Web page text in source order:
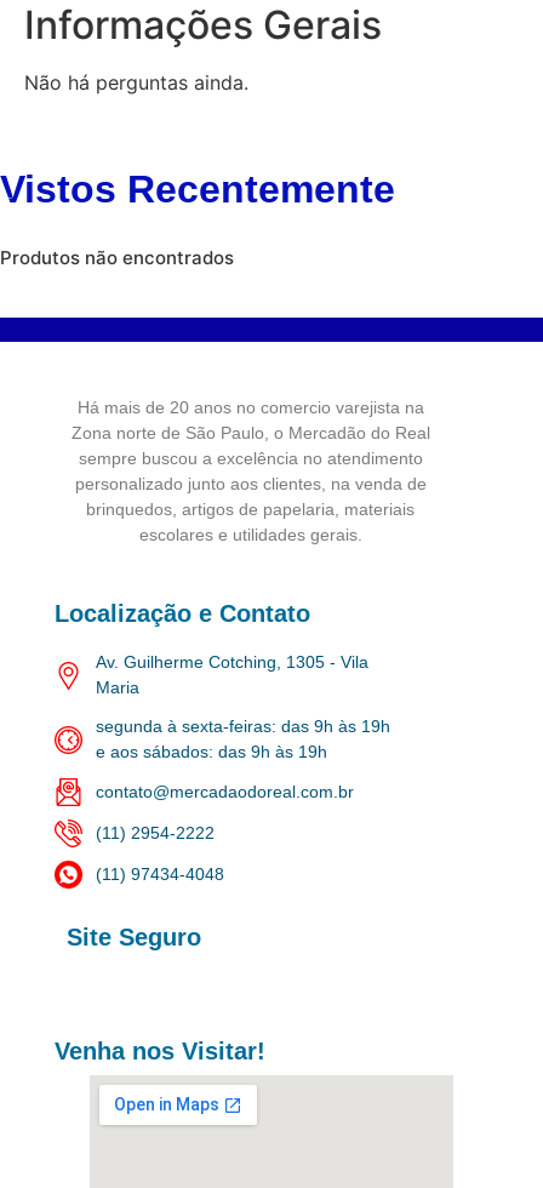
Informações Gerais
Não há perguntas ainda.
Vistos Recentemente
Produtos não encontrados
Há mais de 20 anos no comercio varejista na
Zona norte de São Paulo, o Mercadão do Real
sempre buscou a excelência no atendimento
personalizado junto aos clientes, na venda de
brinquedos, artigos de papelaria, materiais
escolares e utilidades gerais.
Localização e Contato
Av. Guilherme Cotching, 1305 - Vila
Maria
segunda à sexta-feiras: das 9h às 19h
e aos sábados: das 9h às 19h
contato@mercadaodoreal.com.br
(11) 2954-2222
(11) 97434-4048
Site Seguro
Venha nos Visitar!